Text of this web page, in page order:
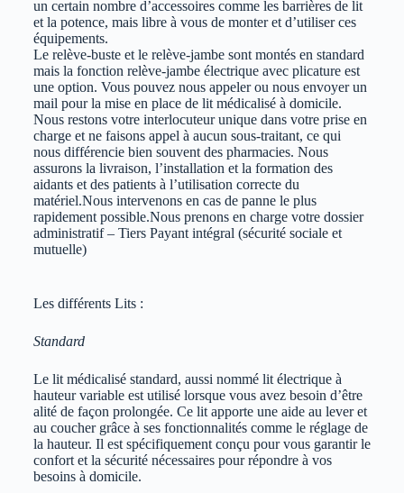
un certain nombre d’accessoires comme les barrières de lit
et la potence, mais libre à vous de monter et d’utiliser ces
équipements.
Le relève-buste et le relève-jambe sont montés en standard
mais la fonction relève-jambe électrique avec plicature est
une option. Vous pouvez nous appeler ou nous envoyer un
mail pour la mise en place de lit médicalisé à domicile.
Nous restons votre interlocuteur unique dans votre prise en
charge et ne faisons appel à aucun sous-traitant, ce qui
nous différencie bien souvent des pharmacies. Nous
assurons la livraison, l’installation et la formation des
aidants et des patients à l’utilisation correcte du
matériel.Nous intervenons en cas de panne le plus
rapidement possible.Nous prenons en charge votre dossier
administratif – Tiers Payant intégral (sécurité sociale et
mutuelle)
Les différents Lits :
Standard
Le lit médicalisé standard, aussi nommé lit électrique à
hauteur variable est utilisé lorsque vous avez besoin d’être
alité de façon prolongée. Ce lit apporte une aide au lever et
au coucher grâce à ses fonctionnalités comme le réglage de
la hauteur. Il est spécifiquement conçu pour vous garantir le
confort et la sécurité nécessaires pour répondre à vos
besoins à domicile.